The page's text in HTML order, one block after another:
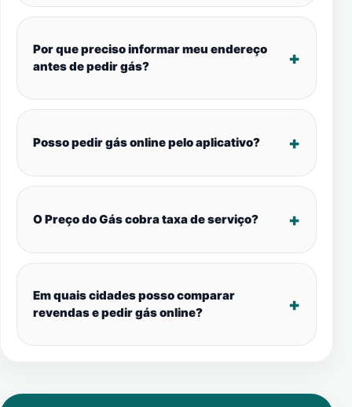
Por que preciso informar meu endereço
antes de pedir gás?
Posso pedir gás online pelo aplicativo?
O Preço do Gás cobra taxa de serviço?
Em quais cidades posso comparar
revendas e pedir gás online?